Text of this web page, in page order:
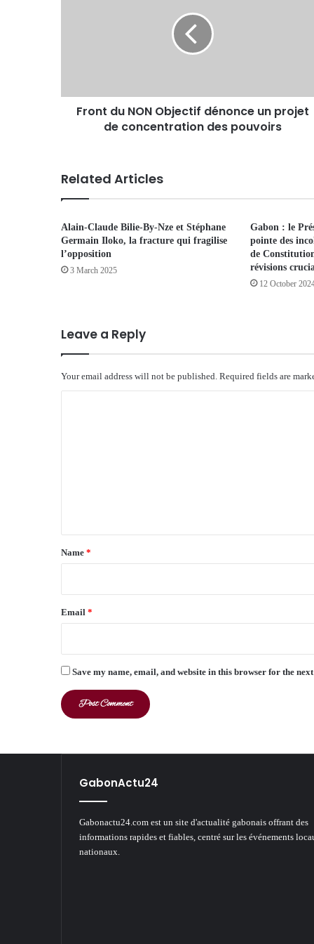
Front du NON Objectif dénonce un projet
de concentration des pouvoirs
Related Articles
Alain-Claude Bilie-By-Nze et Stéphane
Germain Iloko, la fracture qui fragilise
l’opposition
3 March 2025
Gabon : le
pointe des
de
révisions
12 October
Leave a Reply
Your email address will not be published. Required fields are
*
Name *
Email *
Save my name, email, and website in this browser for the
GabonActu24
Gabonactu24.com est un site d'actualité gabonais offrant des
informations rapides et fiables, centré sur les événements
nationaux.